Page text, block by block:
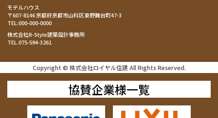
モデルハウス
〒607-8146 京都府京都市山科区東野舞台町47-3
TEL:000-000-0000
株式会社R-Style建築設計事務所
TEL.075-594-3261
Copyright © 株式会社ロイヤル住建 All Rights Reserved.
協賛企業様一覧